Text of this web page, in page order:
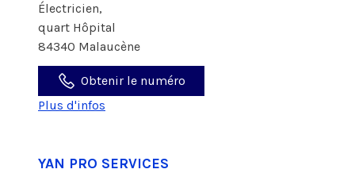
Électricien,
quart Hôpital
84340 Malaucène
Obtenir le numéro
Plus d'infos
YAN PRO SERVICES